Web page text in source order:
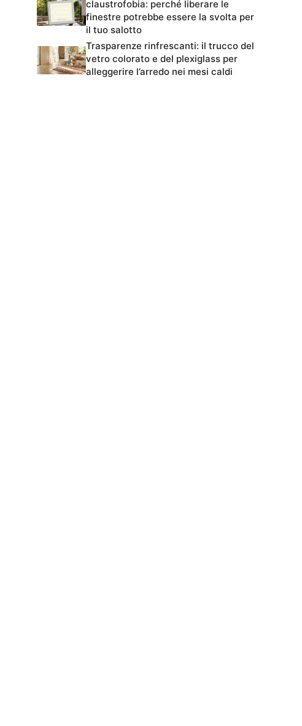
claustrofobia: perché liberare le
finestre potrebbe essere la svolta per
il tuo salotto
Trasparenze rinfrescanti: il trucco del
vetro colorato e del plexiglass per
alleggerire l’arredo nei mesi caldi